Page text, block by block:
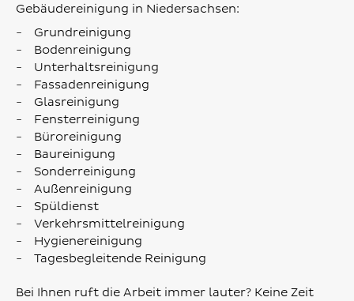
Gebäudereinigung in Niedersachsen:
Grundreinigung
Bodenreinigung
Unterhaltsreinigung
Fassadenreinigung
Glasreinigung
Fensterreinigung
Büroreinigung
Baureinigung
Sonderreinigung
Außenreinigung
Spüldienst
Verkehrsmittelreinigung
Hygienereinigung
Tagesbegleitende Reinigung
Bei Ihnen ruft die Arbeit immer lauter? Keine Zeit